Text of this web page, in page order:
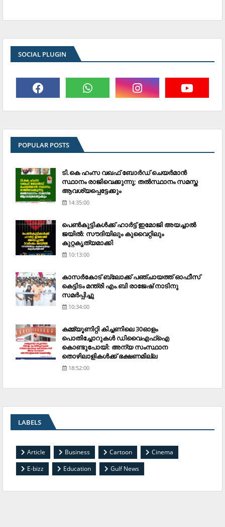
SOCIAL PLUGIN
POPULAR POSTS
ടി.കെ ഹംസ വഖഫ് ബോര്‍ഡ് ചെയര്‍മാന്‍
സ്ഥാനം രാജിവെക്കുന്നു; തല്‍സ്ഥാനം സമസ്ത
ആവശ്യപ്പെട്ടേക്കും
14:35:00
പെണ്‍കുട്ടികള്‍ക്ക് ഹാര്‍ട്ട് ഇമോജി അയച്ചാല്‍
ജയില്‍: സൗദിയിലും കുവൈറ്റിലും
കുറ്റകൃത്യമാക്കി
10:13:00
കാസര്‍കോട് ബ്ലോക്ക് പഞ്ചായത്ത് ഓഫീസ്
കെട്ടിടം മന്ത്രി എം.ബി രാജേഷ് നാടിനു
സമര്‍പ്പിച്ചു
10:34:00
കമ്മ്യൂണിറ്റി കിച്ചണിലെ 30ഓളം
പൊതിച്ചോറുകള്‍ ഡിവൈഎഫ്‌ഐ
കൊണ്ടുപോയി: അന്യ സംസ്ഥാന
തൊഴിലാളികള്‍ക്ക് ഭക്ഷണമില്ല
18:52:00
LABELS
Article Business Cartoon
Cinema
E-bizz
Education Gulf News